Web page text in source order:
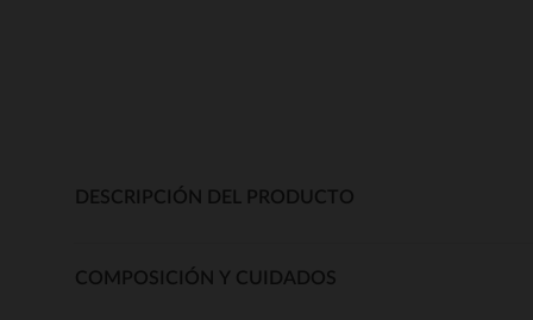
DESCRIPCIÓN DEL PRODUCTO
COMPOSICIÓN Y CUIDADOS